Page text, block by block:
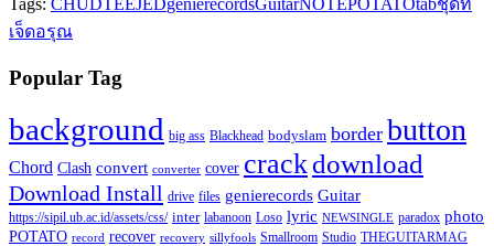
Tags: CHUDTEEJEDgenierecordsGuitarNOTE POTATOtabชุดที่
เจ็ดอรุณ
Popular Tag
background big ass Blackhead bodyslam border button
Chord Clash convert converter cover crackdownload
Download Install drive files genierecords Guitar
https://sipil.ub.ac.id/assets/css/ inter labanoon Loso lyric NEWSINGLE paradox photo
POTATO record recover recovery sillyfools Smallroom Studio THEGUITARMAG